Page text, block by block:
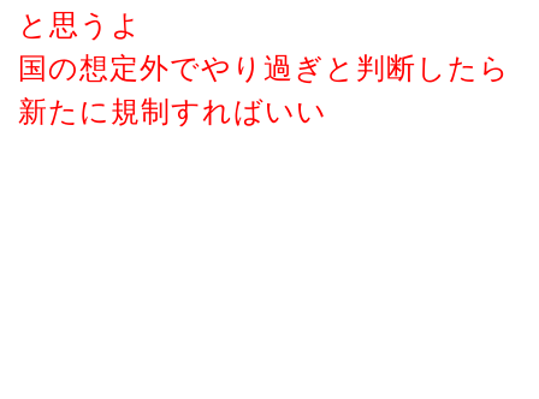
と思うよ
国の想定外でやり過ぎと判断したら
新たに規制すればいい